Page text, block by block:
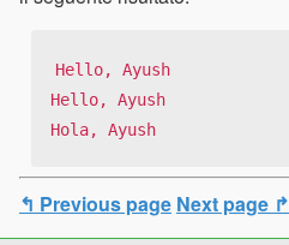
Hello, Ayush
Hello, Ayush
Hola, Ayush
↰ Previous page Next page ↱